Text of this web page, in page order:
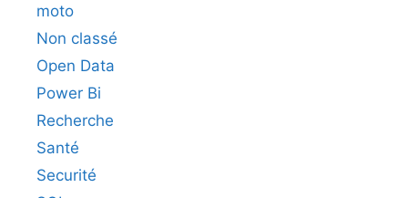
moto
Non classé
Open Data
Power Bi
Recherche
Santé
Securité